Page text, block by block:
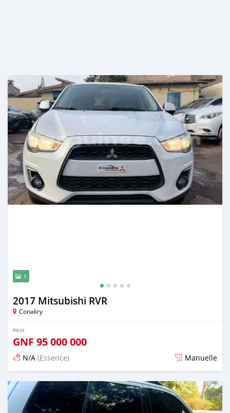
5
2017 Mitsubishi RVR
Conakry
PRIX
GNF 95 000 000
N/A (Essence) Manuelle
Publié il y a 3 mois